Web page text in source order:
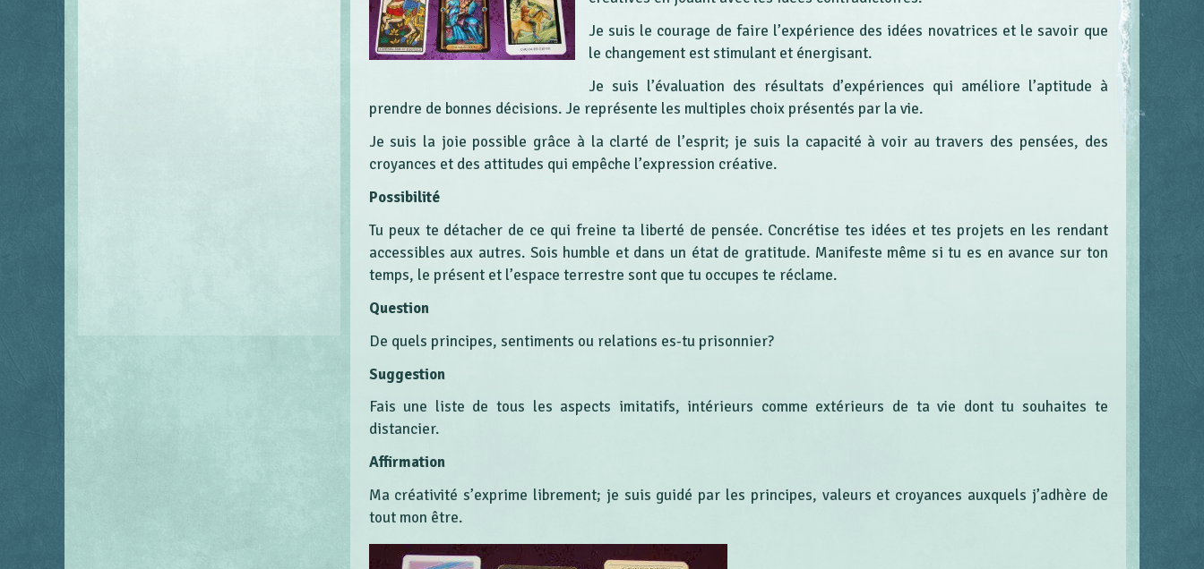
Je suis le courage de faire l’expérience des idées novatrices et le savoir que
le changement est stimulant et énergisant.
Je suis l’évaluation des résultats d’expériences qui améliore l’aptitude à
prendre de bonnes décisions. Je représente les multiples choix présentés par la vie.
Je suis la joie possible grâce à la clarté de l’esprit; je suis la capacité à voir au travers des pensées, des
croyances et des attitudes qui empêche l’expression créative.
Possibilité
Tu peux te détacher de ce qui freine ta liberté de pensée. Concrétise tes idées et tes projets en les rendant
accessibles aux autres. Sois humble et dans un état de gratitude. Manifeste même si tu es en avance sur ton
temps, le présent et l’espace terrestre sont que tu occupes te réclame.
Question
De quels principes, sentiments ou relations es-tu prisonnier?
Suggestion
Fais une liste de tous les aspects imitatifs, intérieurs comme extérieurs de ta vie dont tu souhaites te
distancier.
Affirmation
Ma créativité s’exprime librement; je suis guidé par les principes, valeurs et croyances auxquels j’adhère de
tout mon être.